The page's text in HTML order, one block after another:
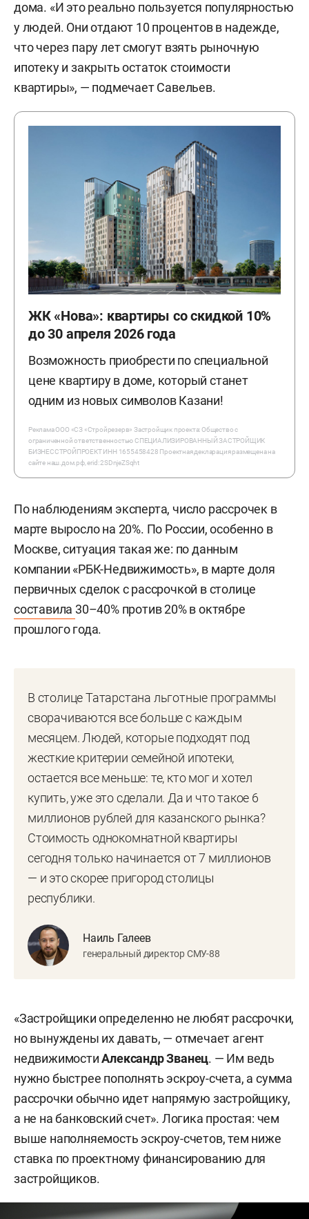
дома. «И это реально пользуется популярностью
у людей. Они отдают 10 процентов в надежде,
что через пару лет смогут взять рыночную
ипотеку и закрыть остаток стоимости
квартиры», — подмечает Савельев.
ЖК «Нова»: квартиры со скидкой 10%
до 30 апреля 2026 года
Возможность приобрести по специальной
цене квартиру в доме, который станет
одним из новых символов Казани!
Реклама ООО «СЗ «Стройрезерв» Застройщик проекта: Общество с
ограниченной ответственностью СПЕЦИАЛИЗИРОВАННЫЙ ЗАСТРОЙЩИК
БИЗНЕССТРОЙПРОЕКТ ИНН 1655458428 Проектная декларация размещена на
сайте наш.дом.рф, erid: 2SDnjeZSqht
По наблюдениям эксперта, число рассрочек в
марте выросло на 20%. По России, особенно в
Москве, ситуация такая же: по данным
компании «РБК-Недвижимость», в марте доля
первичных сделок с рассрочкой в столице
составила 30–40% против 20% в октябре
прошлого года.
В столице Татарстана льготные программы
сворачиваются все больше с каждым
месяцем. Людей, которые подходят под
жесткие критерии семейной ипотеки,
остается все меньше: те, кто мог и хотел
купить, уже это сделали. Да и что такое 6
миллионов рублей для казанского рынка?
Стоимость однокомнатной квартиры
сегодня только начинается от 7 миллионов
— и это скорее пригород столицы
республики.
Наиль Галеев
генеральный директор СМУ-88
«Застройщики определенно не любят рассрочки,
но вынуждены их давать, — отмечает агент
недвижимостиАлександр Званец. — Им ведь
нужно быстрее пополнять эскроу-счета, а сумма
рассрочки обычно идет напрямую застройщику,
а не на банковский счет». Логика простая: чем
выше наполняемость эскроу-счетов, тем ниже
ставка по проектному финансированию для
застройщиков.